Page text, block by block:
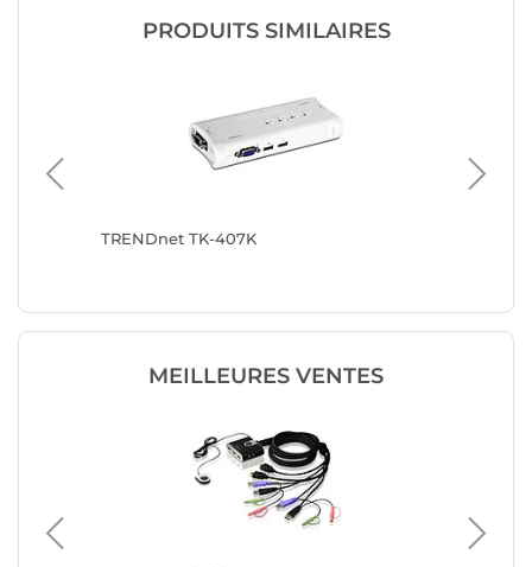
PRODUITS SIMILAIRES
TRENDnet TK-407K
MEILLEURES VENTES